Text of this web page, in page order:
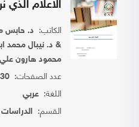
الاعلام الذي
الكاتب: د. حابس
& د. نيبال محمد
محمود هارون علي
عدد الصفحات:30
اللغة:عربي
القسم: